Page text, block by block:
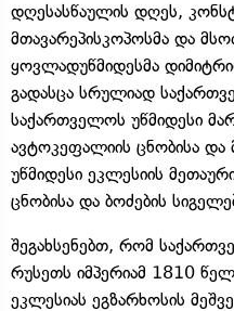
დღესასწაულის დღეს,
მთავარეპისკოპოსმა და
ყოვლადუწმიდესმა
გადასცა სრულიად
საქართველოს უწმიდესი
ავტოკეფალიის ცნობისა და
უწმიდესი ეკლესიის
ცნობისა და ბოძების
შეგახსენებთ, რომ
რუსეთს იმპერიამ 1810
ეკლესიას ეგზარხოსის